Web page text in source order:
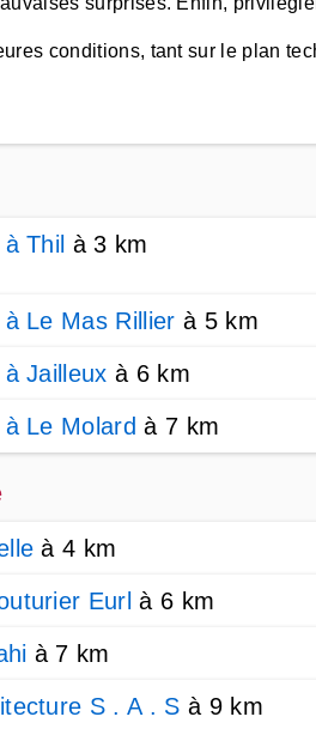
conditions, tant sur le plan
Thil à 3 km
Le Mas Rillier à 5 km
Jailleux à 6 km
Le Molard à 7 km
à 4 km
Eurl à 6 km
à 7 km
S . A . S à 9 km